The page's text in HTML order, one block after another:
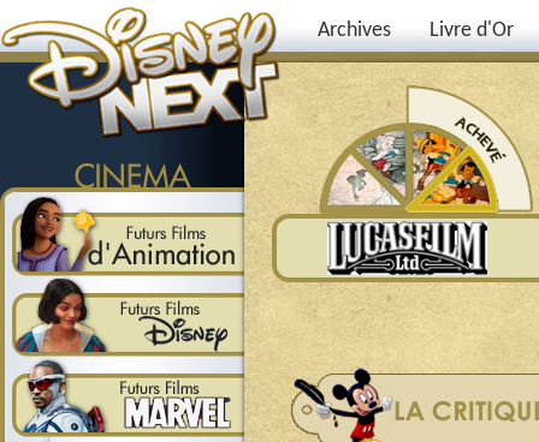
Archives Livre d'Or